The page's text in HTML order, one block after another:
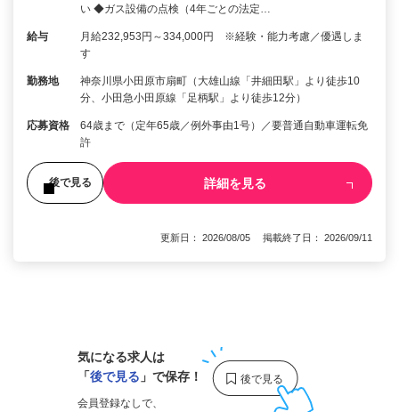
い ◆ガス設備の点検（4年ごとの法定…
給与
月給232,953円～334,000円 ※経験・能力考慮／優遇しま
す
勤務地
神奈川県小田原市扇町（大雄山線「井細田駅」より徒歩10
分、小田急小田原線「足柄駅」より徒歩12分）
応募資格
64歳まで（定年65歳／例外事由1号）／要普通自動車運転免
許
後で見る 詳細を見る
更新日： 2026/08/05 掲載終了日： 2026/09/11
気になる求人は
「後で見る 」で保存！
会員登録なしで、